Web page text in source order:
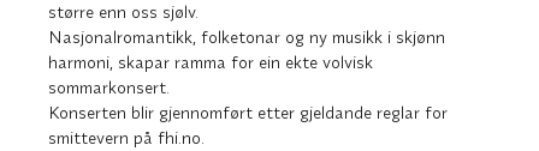
større enn oss sjølv.
Nasjonalromantikk, folketonar og ny musikk i skjønn
harmoni, skapar ramma for ein ekte volvisk
sommarkonsert.
Konserten blir gjennomført etter gjeldande reglar for
smittevern på fhi.no.